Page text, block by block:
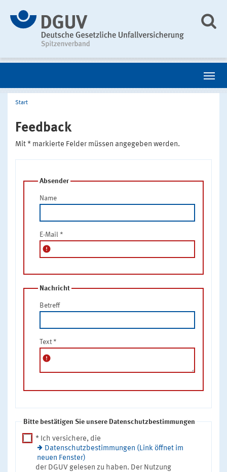
Start
Feedback
Mit * markierte Felder müssen angegeben werden.
Absender
Name
E-Mail *
error
Nachricht
Betreff
Text *
error
Bitte bestätigen Sie unsere Datenschutzbestimmungen
* Ich versichere, die
Datenschutzbestimmungen (Link öffnet im
neuen Fenster)
der DGUV gelesen zu haben. Der Nutzung